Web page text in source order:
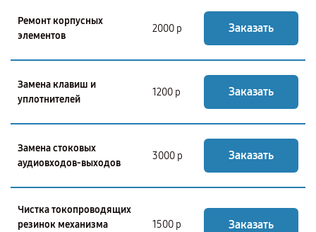
Ремонт корпусных
элементов
2000 р Заказать
Замена клавиш и
уплотнителей
1200 р Заказать
Замена стоковых
аудиовходов-выходов
3000 р Заказать
Чистка токопроводящих
резинок механизма
1500 р Заказать